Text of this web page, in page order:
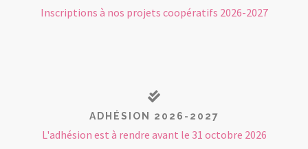
Inscriptions à nos projets coopératifs 2026-2027
ADHÉSION 2026-2027
L'adhésion est à rendre avant le 31 octobre 2026